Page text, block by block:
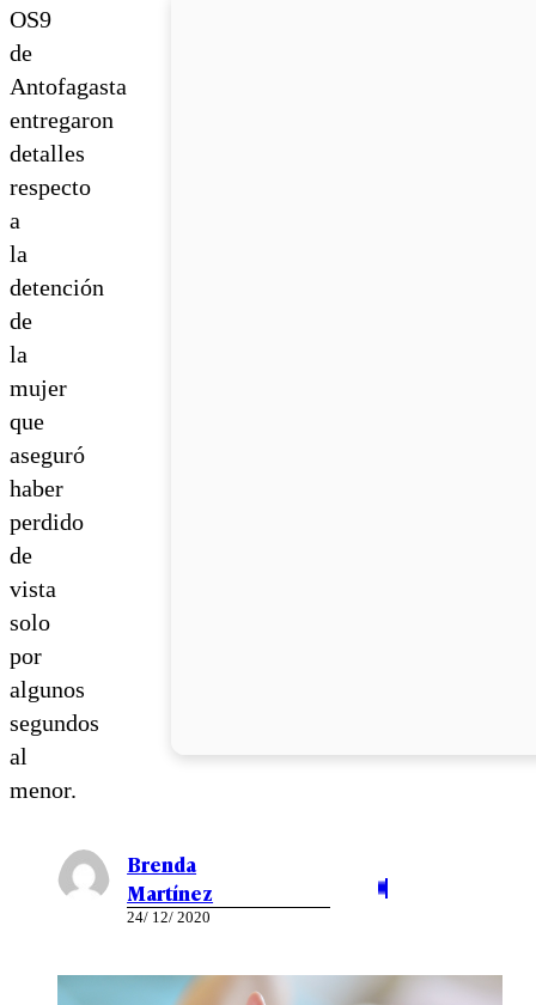
OS9
de
Antofagasta
entregaron
detalles
respecto
a
la
detención
de
la
mujer
que
aseguró
haber
perdido
de
vista
solo
por
algunos
segundos
al
menor.
Brenda
Martínez
24/ 12/ 2020